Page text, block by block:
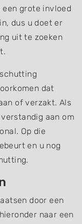
grote invloed
dus u doet er
uit te zoeken
dat
of verzakt. Als
aan om
Op die
en u nog
door een
naar een